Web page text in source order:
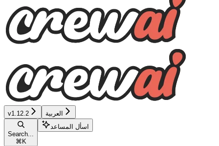
v1.12.2 العربية
Search...
⌘ K
اسأل المساعد